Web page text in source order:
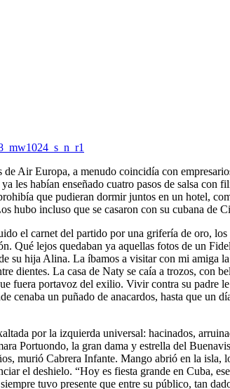
Air Europa, a menudo coincidía con
les habían enseñado cuatro pasos de salsa
que pudieran dormir juntos en un hotel,
hubo incluso que se casaron con su cubana de
el carnet del partido por una grifería de oro,
lejos quedaban ya aquellas fotos de un
su hija Alina. La íbamos a visitar con mi
dientes. La casa de Naty se caía a trozos, con
fuera portavoz del exilio. Vivir contra su padre
cenaba un puñado de anacardos, hasta que un
por la izquierda universal: hacinados,
Portuondo, la gran dama y estrella del
murió Cabrera Infante. Mango abrió en la isla,
el deshielo. “Hoy es fiesta grande en Cuba,
tuvo presente que entre su público, tan